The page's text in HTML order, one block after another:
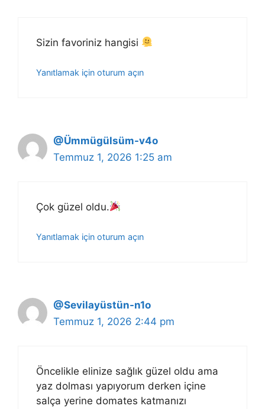
Sizin favoriniz hangisi
Yanıtlamak için oturum açın
@Ümmügülsüm-v4o
Temmuz 1, 2026 1:25 am
Çok güzel oldu.
Yanıtlamak için oturum açın
@Sevilayüstün-n1o
Temmuz 1, 2026 2:44 pm
Öncelikle elinize sağlık güzel oldu ama
yaz dolması yapıyorum derken içine
salça yerine domates katmanızı